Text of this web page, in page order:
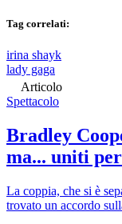
Tag correlati:
irina shayk
lady gaga
Articolo
Spettacolo
Bradley
ma... uniti
La coppia, che si è
trovato un accordo